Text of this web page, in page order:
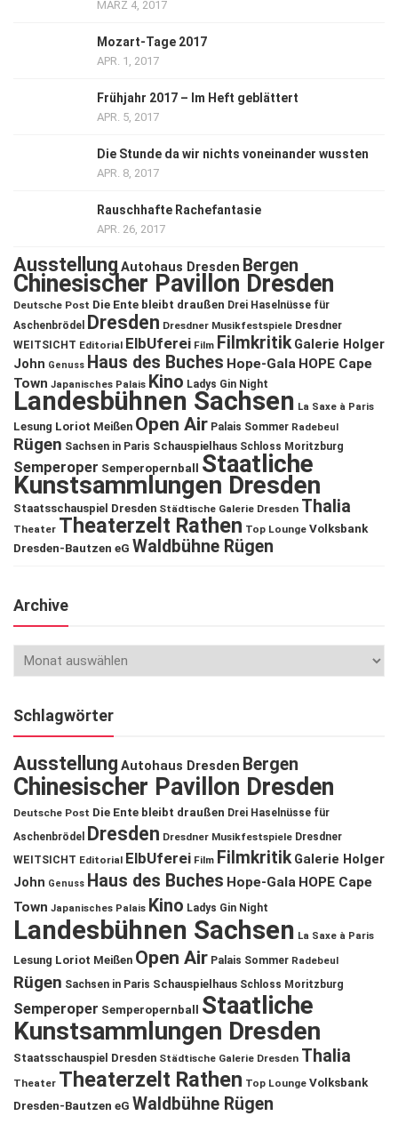
MÄRZ 4, 2017
Mozart-Tage 2017
APR. 1, 2017
Frühjahr 2017 – Im Heft geblättert
APR. 5, 2017
Die Stunde da wir nichts voneinander wussten
APR. 8, 2017
Rauschhafte Rachefantasie
APR. 26, 2017
Ausstellung Autohaus Dresden Bergen
Chinesischer Pavillon Dresden
Deutsche Post Die Ente bleibt draußen Drei Haselnüsse für
Aschenbrödel
Dresden Dresdner Musikfestspiele Dresdner
WEITSICHT Editorial ElbUferei Film Filmkritik Galerie Holger
John Genuss Haus des Buches Hope-Gala HOPE Cape
Town Japanisches Palais Kino Ladys Gin Night
Landesbühnen Sachsen La Saxe à Paris
Lesung Loriot Meißen Open Air Palais Sommer Radebeul
Rügen Sachsen in Paris Schauspielhaus Schloss Moritzburg
Semperoper Semperopernball Staatliche
Kunstsammlungen Dresden
Staatsschauspiel Dresden Städtische Galerie Dresden Thalia
Theater Theaterzelt Rathen Top Lounge Volksbank
Dresden-Bautzen eG Waldbühne Rügen
Archive
Schlagwörter
Ausstellung Autohaus Dresden Bergen
Chinesischer Pavillon Dresden
Deutsche Post Die Ente bleibt draußen Drei Haselnüsse für
Aschenbrödel
Dresden Dresdner Musikfestspiele Dresdner
WEITSICHT Editorial ElbUferei Film Filmkritik Galerie Holger
John Genuss Haus des Buches Hope-Gala HOPE Cape
Town Japanisches Palais Kino Ladys Gin Night
Landesbühnen Sachsen La Saxe à Paris
Lesung Loriot Meißen Open Air Palais Sommer Radebeul
Rügen Sachsen in Paris Schauspielhaus Schloss Moritzburg
Semperoper Semperopernball
Staatliche
Kunstsammlungen Dresden
Staatsschauspiel Dresden Städtische Galerie Dresden Thalia
Theater Theaterzelt Rathen Top Lounge Volksbank
Dresden-Bautzen eG Waldbühne Rügen